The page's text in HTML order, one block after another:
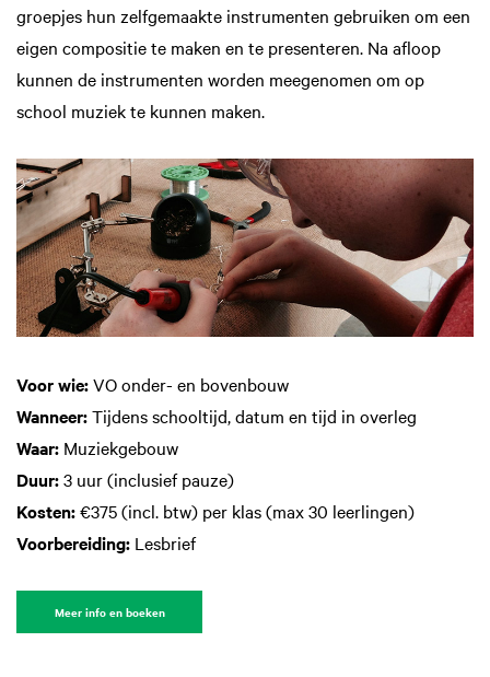
groepjes hun zelfgemaakte instrumenten gebruiken om een
eigen compositie te maken en te presenteren. Na afloop
kunnen de instrumenten worden meegenomen om op
school muziek te kunnen maken.
Voor wie:VO onder- en bovenbouw
Wanneer:Tijdens schooltijd, datum en tijd in overleg
Waar: Muziekgebouw
Duur:3 uur (inclusief pauze)
Kosten:€375 (incl. btw) per klas (max 30 leerlingen)
Voorbereiding: Lesbrief
Meer info en boeken